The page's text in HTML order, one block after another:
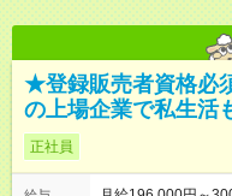
★登録販売者資格必
の上場企業で私生活
正社員